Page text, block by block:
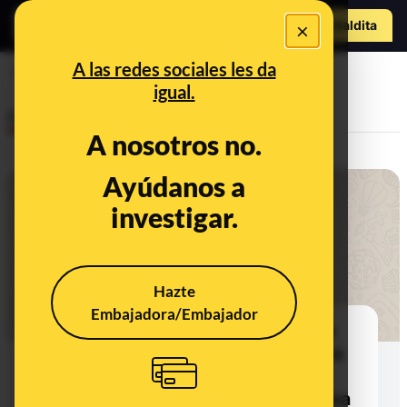
×
A las redes sociales les da
igual.
A nosotros no.
Ayúdanos a
investigar.
Hazte
Embajadora/Embajador
Hazte Maldita
automoción
No, este gráfico de una supuesta
desescalada del confinamiento no
es del Gobierno: es la opinión de
400 encuestados por una empresa